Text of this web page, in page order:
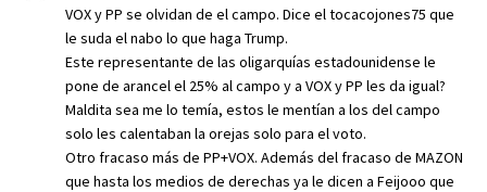
VOX y PP se olvidan de el campo. Dice el tocacojones75 que
le suda el nabo lo que haga Trump.
Este representante de las oligarquías estadounidense le
pone de arancel el 25% al campo y a VOX y PP les da igual?
Maldita sea me lo temía, estos le mentían a los del campo
solo les calentaban la orejas solo para el voto.
Otro fracaso más de PP+VOX. Además del fracaso de MAZON
que hasta los medios de derechas ya le dicen a Feijooo que